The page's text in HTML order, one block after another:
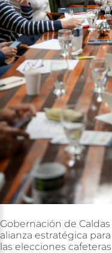
Gobernación de Caldas
alianza estratégica para
las elecciones cafeteras